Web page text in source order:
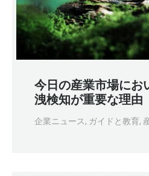
今日の産業市場にお
洩検知が重要な理由
企業ニュース, ガイドと教育,